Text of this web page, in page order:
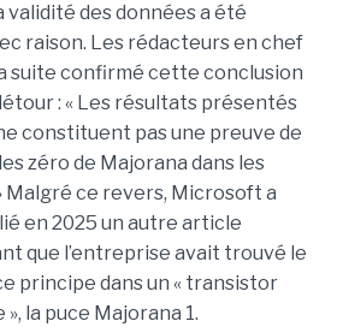
des données a été
raison. Les rédacteurs en chef
suite confirmé cette conclusion
: « Les résultats présentés
constituent pas une preuve de
zéro de Majorana dans les
Malgré ce revers, Microsoft a
en 2025 un autre article
que l’entreprise avait trouvé le
principe dans un « transistor
la puce Majorana 1.